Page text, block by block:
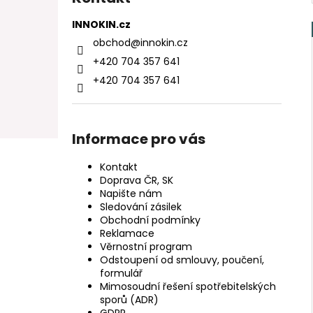
INNOKIN.cz
obchod@innokin.cz
+420 704 357 641
+420 704 357 641
Informace pro vás
Kontakt
Doprava ČR, SK
Napište nám
Sledování zásilek
Obchodní podmínky
Reklamace
Věrnostní program
Odstoupení od smlouvy, poučení,
formulář
Mimosoudní řešení spotřebitelských
sporů (ADR)